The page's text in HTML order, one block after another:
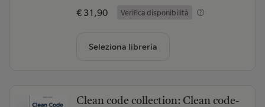
€ 31,90 Verifica disponibilità
Seleziona libreria
Clean code collection: Clean code-